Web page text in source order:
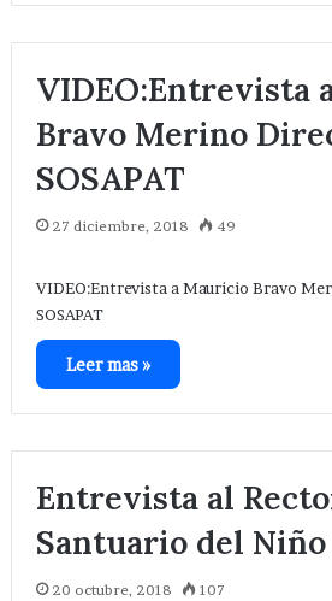
VIDEO:Entrevista
Bravo Merino
SOSAPAT
27 diciembre, 2018 49
VIDEO:Entrevista a Mauricio Bravo
SOSAPAT
Leer mas »
Entrevista al
Santuario del Niño
20 octubre, 2018 107